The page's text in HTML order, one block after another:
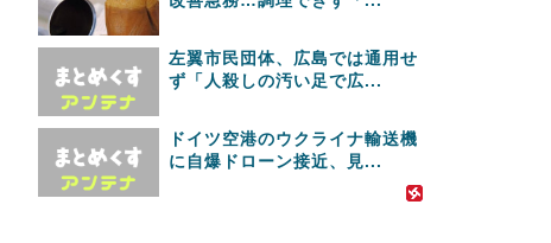
左翼市民団体、広島では通用せ
ず「人殺しの汚い足で広...
ドイツ空港のウクライナ輸送機
に自爆ドローン接近、見...